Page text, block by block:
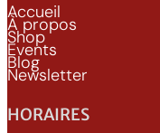
Accueil
À propos
Shop
Events
Blog
Newsletter
HORAIRES